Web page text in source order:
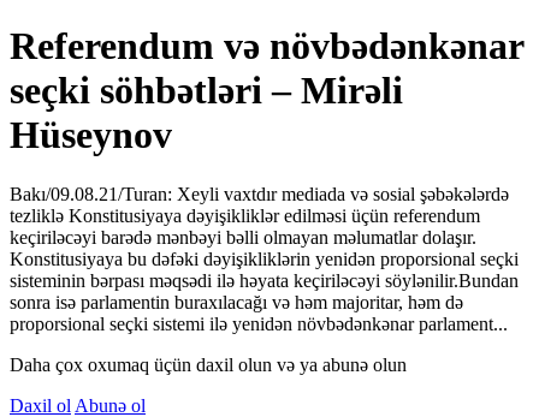
Referendum və növbədənkənar
seçki söhbətləri – Mirəli
Hüseynov
Bakı/09.08.21/Turan: Xeyli vaxtdır mediada və sosial şəbəkələrdə
tezliklə Konstitusiyaya dəyişikliklər edilməsi üçün referendum
keçiriləcəyi barədə mənbəyi bəlli olmayan məlumatlar dolaşır.
Konstitusiyaya bu dəfəki dəyişikliklərin yenidən proporsional seçki
sisteminin bərpası məqsədi ilə həyata keçiriləcəyi söylənilir.Bundan
sonra isə parlamentin buraxılacağı və həm majoritar, həm də
proporsional seçki sistemi ilə yenidən növbədənkənar parlament...
Daha çox oxumaq üçün daxil olun və ya abunə olun
Daxil ol Abunə ol